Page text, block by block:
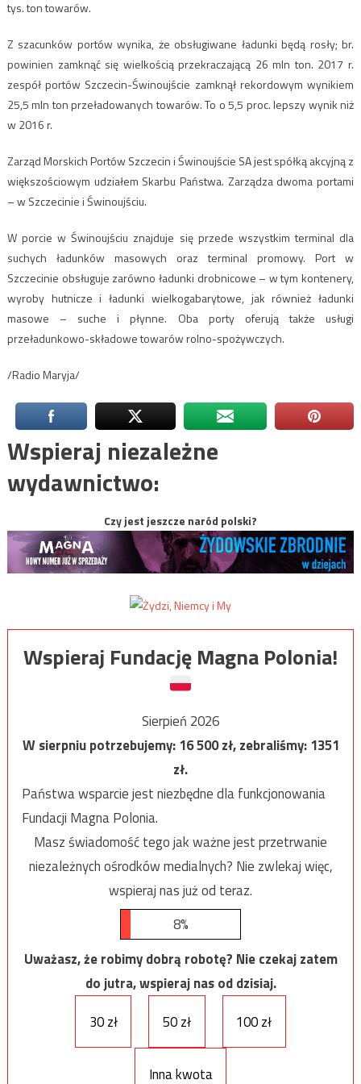
tys. ton towarów.
Z szacunków portów wynika, że obsługiwane ładunki będą rosły; br.
powinien zamknąć się wielkością przekraczającą 26 mln ton. 2017 r.
zespół portów Szczecin-Świnoujście zamknął rekordowym wynikiem
25,5 mln ton przeładowanych towarów. To o 5,5 proc. lepszy wynik niż
w 2016 r.
Zarząd Morskich Portów Szczecin i Świnoujście SA jest spółką akcyjną z
większościowym udziałem Skarbu Państwa. Zarządza dwoma portami
– w Szczecinie i Świnoujściu.
W porcie w Świnoujściu znajduje się przede wszystkim terminal dla
suchych ładunków masowych oraz terminal promowy. Port w
Szczecinie obsługuje zarówno ładunki drobnicowe – w tym kontenery,
wyroby hutnicze i ładunki wielkogabarytowe, jak również ładunki
masowe – suche i płynne. Oba porty oferują także usługi
przeładunkowo-składowe towarów rolno-spożywczych.
/Radio Maryja/
Wspieraj niezależne
wydawnictwo:
Czy jest jeszcze naród polski?
Wspieraj Fundację Magna Polonia!
Sierpień 2026
W sierpniu potrzebujemy:16 500zł, zebraliśmy:1351
zł.
Państwa wsparcie jest niezbędne dla funkcjonowania
Fundacji Magna Polonia.
Masz świadomość tego jak ważne jest przetrwanie
niezależnych ośrodków medialnych? Nie zwlekaj więc,
wspieraj nas już od teraz.
8%
Uważasz, że robimy dobrą robotę? Nie czekaj zatem
do jutra, wspieraj nas od dzisiaj.
30 zł
50 zł 100 zł
Inna kwota